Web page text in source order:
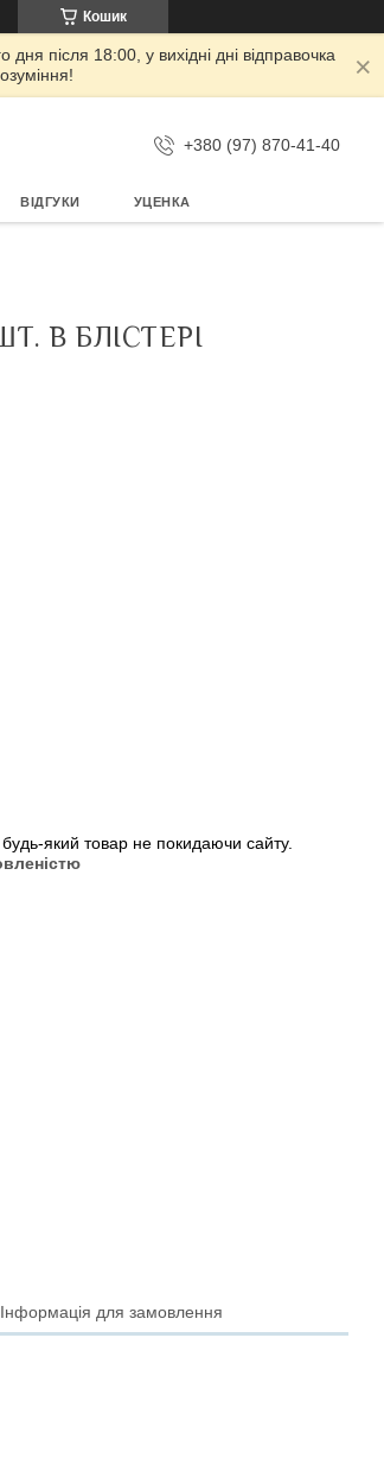
Кошик
після 18:00, у вихідні дні відправочка
+380 (97) 870-41-40
ВІДГУКИ УЦЕНКА
В БЛІСТЕРІ
який товар не покидаючи сайту.
Інформація для замовлення